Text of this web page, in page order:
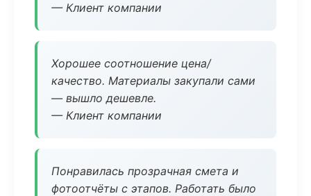
— Клиент компании
Хорошее соотношение цена/
качество. Материалы закупали сами
— вышло дешевле.
— Клиент компании
Понравилась прозрачная смета и
фотоотчёты с этапов. Работать было